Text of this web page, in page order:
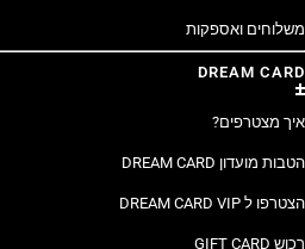
משלוחים ואספקות
DREAM CARD
איך מצטרפים?
הטבות מועדון DREAM CARD
הצטרפו ל DREAM CARD VIP
רכוש GIFT CARD